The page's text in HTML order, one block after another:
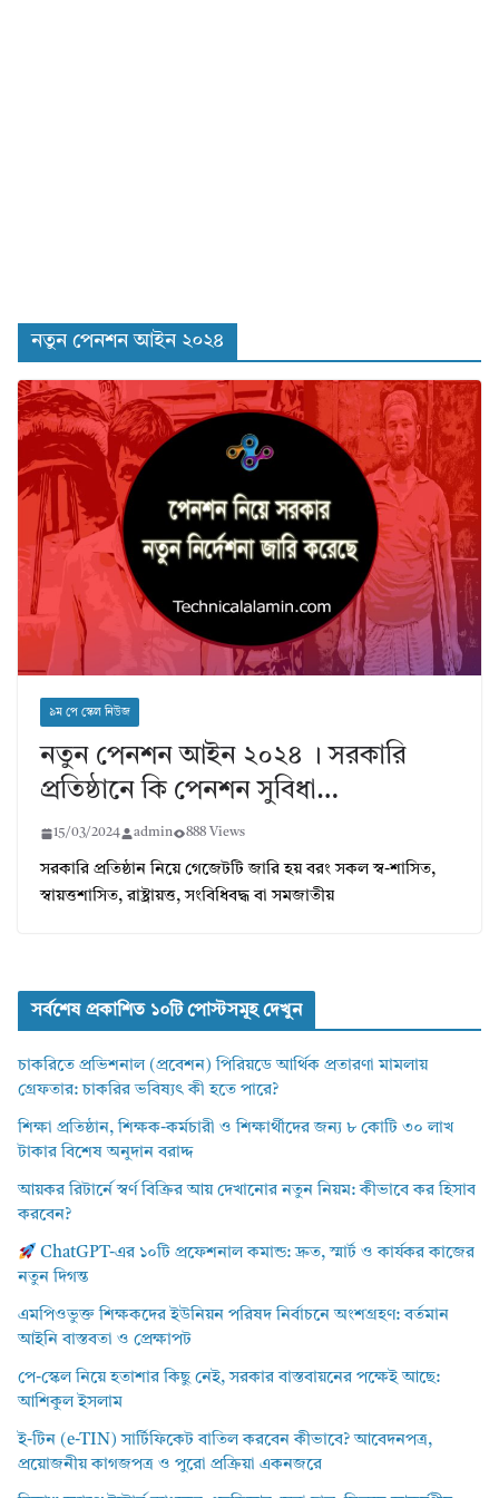
নতুন পেনশন আইন ২০২৪
৯ম পে স্কেল নিউজ
নতুন পেনশন আইন ২০২৪ । সরকারি
প্রতিষ্ঠানে কি পেনশন সুবিধা…
15/03/2024 admin 888 Views
সরকারি প্রতিষ্ঠান নিয়ে গেজেটটি জারি হয় বরং সকল স্ব-শাসিত,
স্বায়ত্তশাসিত, রাষ্ট্রায়ত্ত, সংবিধিবদ্ধ বা সমজাতীয়
সর্বশেষ প্রকাশিত ১০টি পোস্টসমূহ দেখুন
চাকরিতে প্রভিশনাল (প্রবেশন) পিরিয়ডে আর্থিক প্রতারণা মামলায়
গ্রেফতার: চাকরির ভবিষ্যৎ কী হতে পারে?
শিক্ষা প্রতিষ্ঠান, শিক্ষক-কর্মচারী ও শিক্ষার্থীদের জন্য ৮ কোটি ৩০ লাখ
টাকার বিশেষ অনুদান বরাদ্দ
আয়কর রিটার্নে স্বর্ণ বিক্রির আয় দেখানোর নতুন নিয়ম: কীভাবে কর হিসাব
করবেন?
ChatGPT-এর ১০টি প্রফেশনাল কমান্ড: দ্রুত, স্মার্ট ও কার্যকর কাজের
নতুন দিগন্ত
এমপিওভুক্ত শিক্ষকদের ইউনিয়ন পরিষদ নির্বাচনে অংশগ্রহণ: বর্তমান
আইনি বাস্তবতা ও প্রেক্ষাপট
পে-স্কেল নিয়ে হতাশার কিছু নেই, সরকার বাস্তবায়নের পক্ষেই আছে:
আশিকুল ইসলাম
ই-টিন (e-TIN) সার্টিফিকেট বাতিল করবেন কীভাবে? আবেদনপত্র,
প্রয়োজনীয় কাগজপত্র ও পুরো প্রক্রিয়া একনজরে